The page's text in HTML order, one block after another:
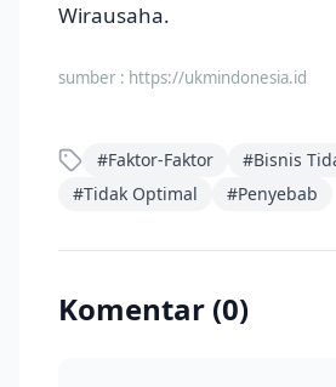
Wirausaha.
sumber : https://ukmindonesia.id
#Faktor-Faktor #Bisnis
#Tidak Optimal #Penyebab
Komentar (0)